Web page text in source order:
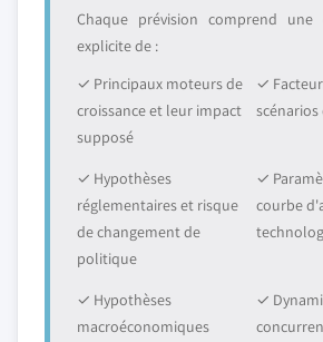
Chaque prévision comprend une
explicite de :
✓ Principaux moteurs de
croissance et leur impact
supposé
✓
✓ Hypothèses
réglementaires et risque
de changement de
politique
✓
courbe
✓ Hypothèses
macroéconomiques
✓